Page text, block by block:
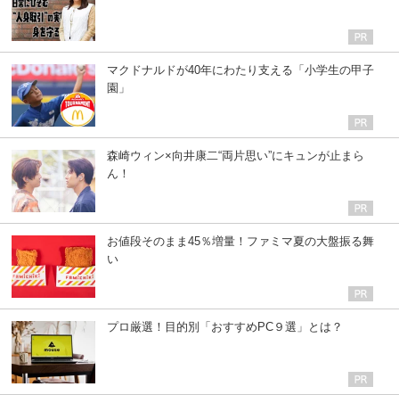
マクドナルドが40年にわたり支える「小学生の甲子
園」
森崎ウィン×向井康二“両片思い”にキュンが止まら
ん！
お値段そのまま45％増量！ファミマ夏の大盤振る舞
い
プロ厳選！目的別「おすすめPC９選」とは？